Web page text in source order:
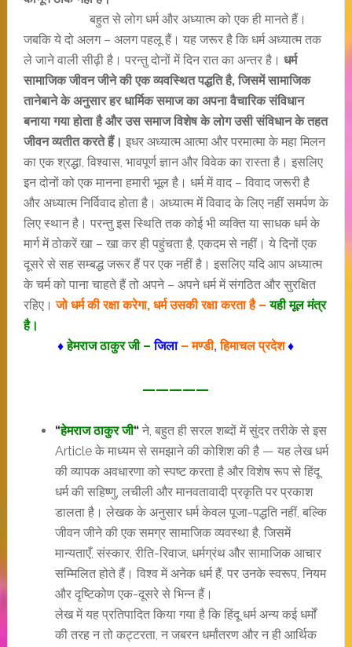
बहुत से लोग धर्म और अध्यात्म को एक ही मानते हैं।
जबकि ये दो अलग – अलग पहलू हैं। यह जरूर है कि धर्म अध्यात्म तक
ले जाने वाली सीढ़ी है। परन्तु दोनों में दिन रात का अन्तर है। धर्म
सामाजिक जीवन जीने की एक व्यवस्थित पद्धति है, जिसमें सामाजिक
तानेबाने के अनुसार हर धार्मिक समाज का अपना वैचारिक संविधान
बनाया गया होता है और उस समाज विशेष के लोग उसी संविधान के तहत
जीवन व्यतीत करते हैं। इधर अध्यात्म आत्मा और परमात्मा के महा मिलन
का एक श्रद्धा, विश्वास, भावपूर्ण ज्ञान और विवेक का रास्ता है। इसलिए
इन दोनों को एक मानना हमारी भूल है। धर्म में वाद – विवाद जरूरी है
और अध्यात्म निर्विवाद होता है। अध्यात्म में विवाद के लिए नहीं समर्पण के
लिए स्थान है। परन्तु इस स्थिति तक कोई भी व्यक्ति या साधक धर्म के
मार्ग में ठोकरें खा – खा कर ही पहुंचता है, एकदम से नहीं। ये दिनों एक
दूसरे से सह सम्बद्ध जरूर हैं पर एक नहीं है। इसलिए यदि आप अध्यात्म
के चर्म को पाना चाहते हैं तो अपने – अपने धर्म में संगठित और सुरक्षित
रहिए।जो धर्म की रक्षा करेगा, धर्म उसकी रक्षा करता है – यही मूल मंत्र
है।
♦हेमराज ठाकुर जी –जिला– मण्डी,हिमाचल प्रदेश ♦
—————
“हेमराज ठाकुर जी“ने, बहुत ही सरल शब्दों में सुंदर तरीके से इस
Article के माध्यम से समझाने की कोशिश की है — यह लेख धर्म
की व्यापक अवधारणा को स्पष्ट करता है और विशेष रूप से हिंदू
धर्म की सहिष्णु, लचीली और मानवतावादी प्रकृति पर प्रकाश
डालता है। लेखक के अनुसार धर्म केवल पूजा-पद्धति नहीं, बल्कि
जीवन जीने की एक समग्र सामाजिक व्यवस्था है, जिसमें
मान्यताएँ, संस्कार, रीति-रिवाज, धर्मग्रंथ और सामाजिक आचार
सम्मिलित होते हैं। विश्व में अनेक धर्म हैं, पर उनके स्वरूप, नियम
और दृष्टिकोण एक-दूसरे से भिन्न हैं।
लेख में यह प्रतिपादित किया गया है कि हिंदू धर्म अन्य कई धर्मों
की तरह न तो कट्टरता, न जबरन धर्मांतरण और न ही आर्थिक